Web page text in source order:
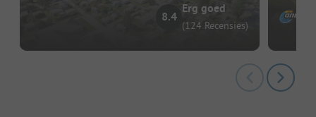
8.4
Erg goed
(124 Recensies)